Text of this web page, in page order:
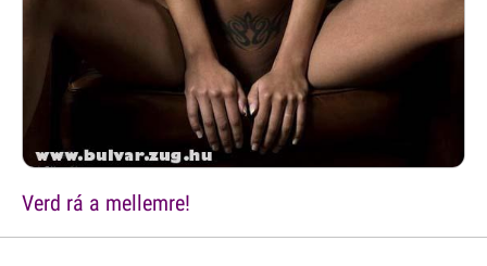
Verd rá a mellemre!